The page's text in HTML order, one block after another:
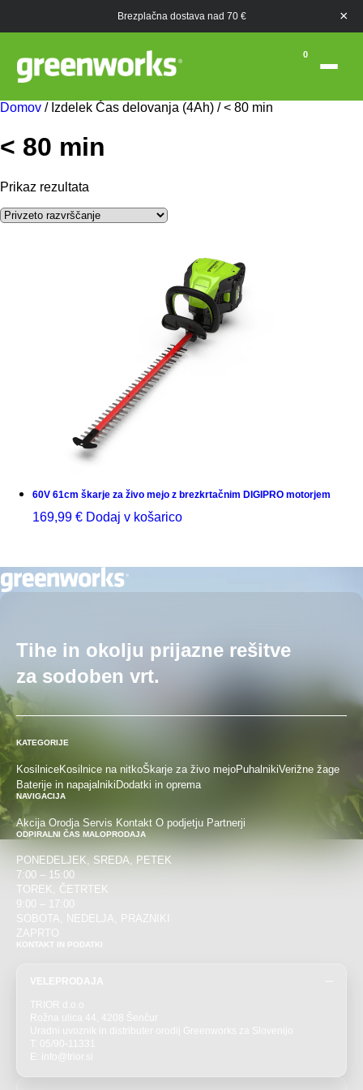
Brezplačna dostava nad 70 € ×
0
Domov / Izdelek Čas delovanja (4Ah) / < 80 min
< 80 min
Prikaz rezultata
60V 61cm škarje za živo mejo z brezkrtačnim DIGIPRO motorjem
169,99 € Dodaj v košarico
Tihe in okolju prijazne rešitve
za sodoben vrt.
KATEGORIJE
KosilniceKosilnice na nitkoŠkarje za živo mejoPuhalnikiVerižne žage
Baterije in napajalnikiDodatki in oprema
NAVIGACIJA
Akcija Orodja Servis Kontakt O podjetju Partnerji
ODPIRALNI ČAS MALOPRODAJA
PONEDELJEK, SREDA, PETEK
7:00 – 15:00
TOREK, ČETRTEK
9:00 – 17:00
SOBOTA, NEDELJA, PRAZNIKI
ZAPRTO
KONTAKT IN PODATKI
VELEPRODAJA
TRIOR d.o.o
Rožna ulica 44, 4208 Šenčur
Uradni uvoznik in distributer orodij Greenworks za Slovenijo
T: 05/90-11331
E: info@trior.si